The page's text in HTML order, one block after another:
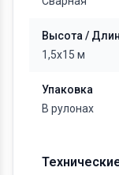
Высота /
1,5х15 м
Упаковка
В рулонах